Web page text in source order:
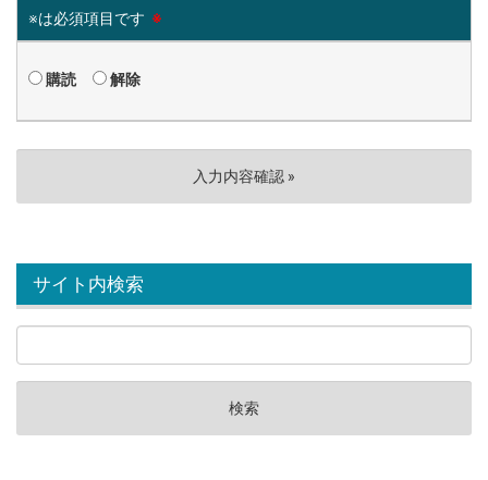
※は必須項目です ※
購読 解除
サイト内検索